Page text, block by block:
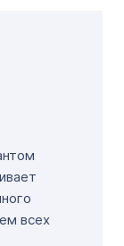
всех